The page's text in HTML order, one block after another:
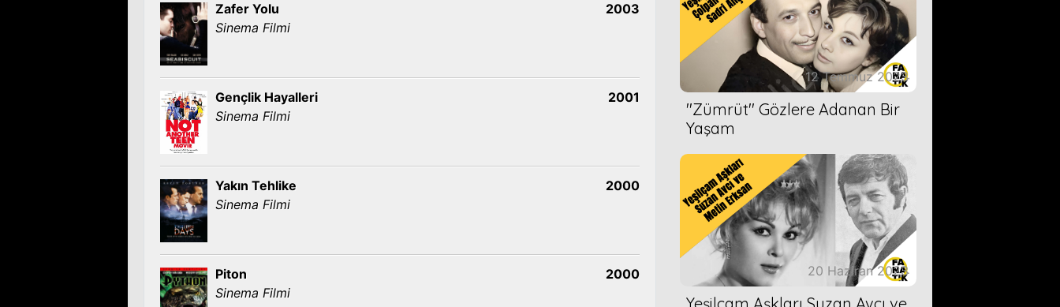
Zafer Yolu
Sinema Filmi
2003
Gençlik Hayalleri
Sinema Filmi
2001
Yakın Tehlike
Sinema Filmi
2000
Piton
Sinema Filmi
2000
12 Temmuz 2023
''Zümrüt'' Gözlere Adanan Bir
Yaşam
20 Haziran 2023